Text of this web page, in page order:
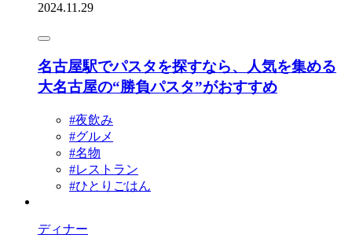
2024.11.29
名古屋駅でパスタを探すなら、人気を集める
大名古屋の“勝負パスタ”がおすすめ
#夜飲み
#グルメ
#名物
#レストラン
#ひとりごはん
ディナー